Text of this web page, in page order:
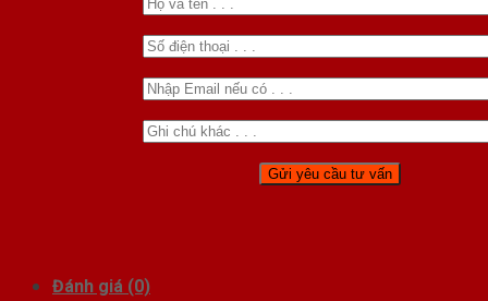
Đánh giá (0)